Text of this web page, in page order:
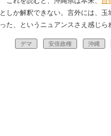
としか解釈できない。言外には、玉
った、というニュアンスさえ感じら
デマ 安倍政権 沖縄